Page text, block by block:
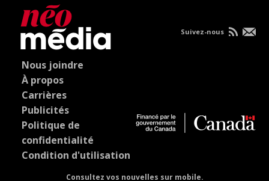
Nous joindre
À propos
Carrières
Publicités
Politique de
confidentialité
Condition d'utilisation
Consultez vos nouvelles sur mobile.
Suivez-nous